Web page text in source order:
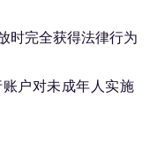
时完全获得法律行为
户对未成年人实施